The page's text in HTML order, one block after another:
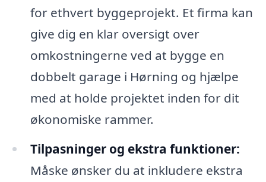
for ethvert byggeprojekt. Et firma kan
give dig en klar oversigt over
omkostningerne ved at bygge en
dobbelt garage i Hørning og hjælpe
med at holde projektet inden for dit
økonomiske rammer.
Tilpasninger og ekstra funktioner:
Måske ønsker du at inkludere ekstra